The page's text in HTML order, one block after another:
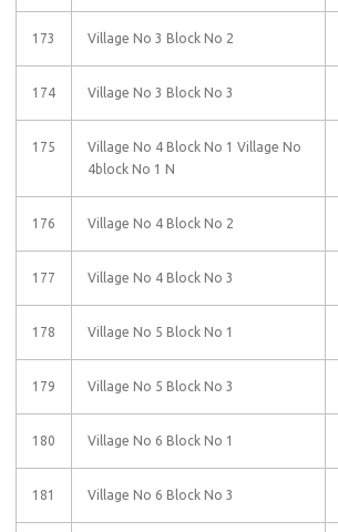
173 Village No 3 Block No 2
174 Village No 3 Block No 3
175
Village No 4 Block No 1 Village No
4block No 1 N
176 Village No 4 Block No 2
177 Village No 4 Block No 3
178 Village No 5 Block No 1
179 Village No 5 Block No 3
180 Village No 6 Block No 1
181 Village No 6 Block No 3